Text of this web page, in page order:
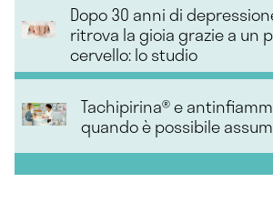
Dopo 30 anni di
ritrova la gioia grazie a un
cervello: lo studio
Tachipirina® e
quando è possibile